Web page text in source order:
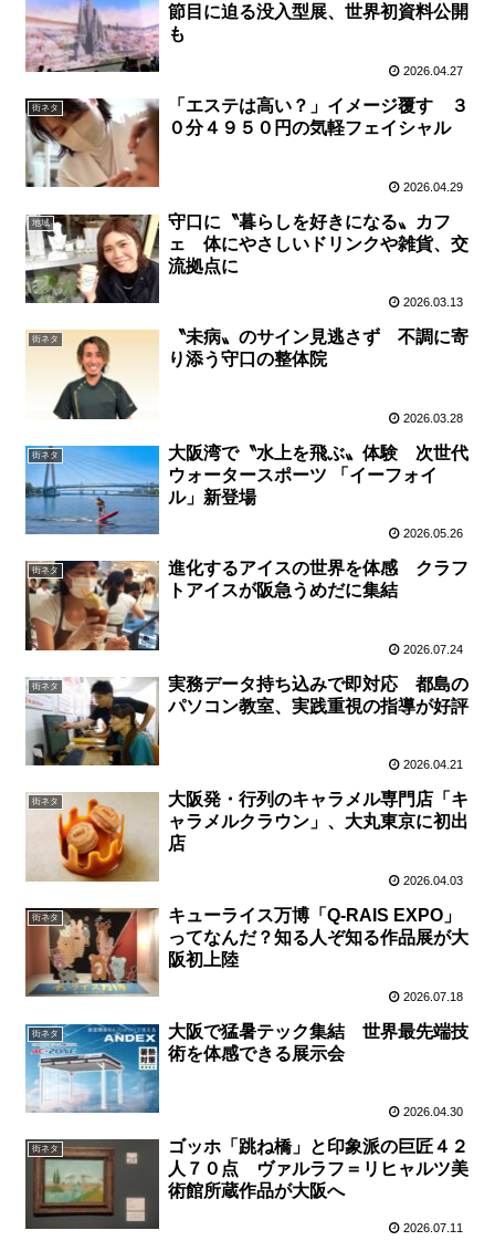
節目に迫る没入型展、世界初資料公開
も
2026.04.27
街ネタ
「エステは高い？」イメージ覆す ３
０分４９５０円の気軽フェイシャル
2026.04.29
地域
守口に〝暮らしを好きになる〟カフ
ェ 体にやさしいドリンクや雑貨、交
流拠点に
2026.03.13
街ネタ
〝未病〟のサイン見逃さず 不調に寄
り添う守口の整体院
2026.03.28
街ネタ
大阪湾で〝水上を飛ぶ〟体験 次世代
ウォータースポーツ 「イーフォイ
ル」新登場
2026.05.26
街ネタ
進化するアイスの世界を体感 クラフ
トアイスが阪急うめだに集結
2026.07.24
街ネタ
実務データ持ち込みで即対応 都島の
パソコン教室、実践重視の指導が好評
2026.04.21
街ネタ
大阪発・行列のキャラメル専門店「キ
ャラメルクラウン」、大丸東京に初出
店
2026.04.03
街ネタ
キューライス万博「Q-RAIS EXPO」
ってなんだ？知る人ぞ知る作品展が大
阪初上陸
2026.07.18
街ネタ
大阪で猛暑テック集結 世界最先端技
術を体感できる展示会
2026.04.30
街ネタ
ゴッホ「跳ね橋」と印象派の巨匠４２
人７０点 ヴァルラフ＝リヒャルツ美
術館所蔵作品が大阪へ
2026.07.11